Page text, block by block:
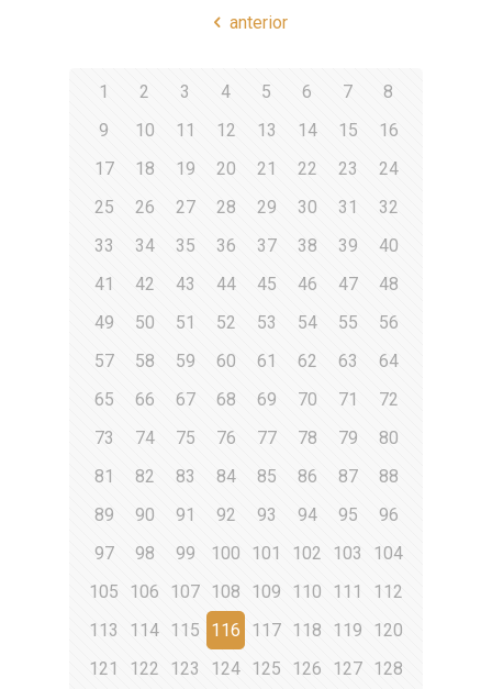
anterior
1 2 3 4 5 6 7
8
9
10 11 12 13 14 15
16
17
18 19 20 21 22 23
24
25
26 27 28 29 30 31
32
33
34 35 36 37 38 39
40
41
42 43 44 45 46 47
48
49
50 51 52 53 54 55
56
57
58 59 60 61 62 63
64
65
66 67 68 69 70 71
72
73
74 75 76 77 78 79
80
81
82 83 84 85 86 87
88
89
90 91 92 93 94 95
96
97
98 99 100 101 102 103
104
105
106 107 108 109 110 111
112
113
114 115 116 117 118 119
120
121
122 123 124 125 126 127 128